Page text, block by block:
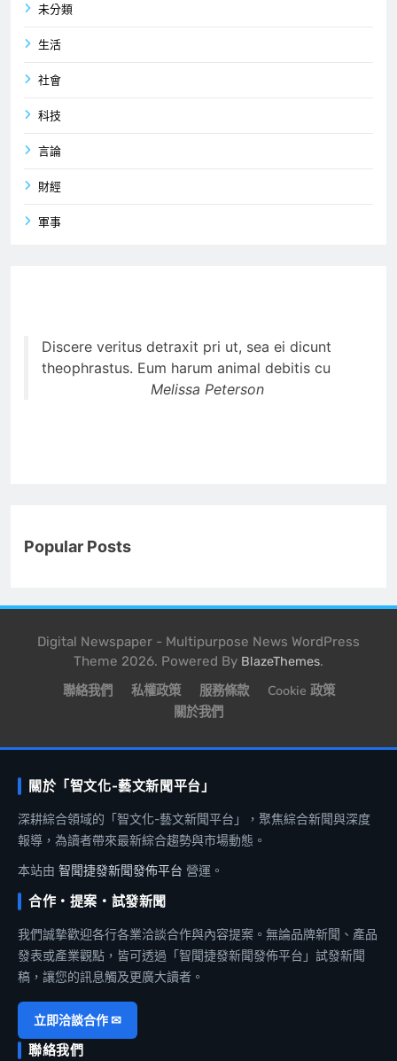
未分類
生活
社會
科技
言論
財經
軍事
Discere veritus detraxit pri ut, sea ei dicunt
theophrastus. Eum harum animal debitis cu
Melissa Peterson
Popular Posts
Digital Newspaper - Multipurpose News WordPress
Theme 2026. Powered By BlazeThemes.
聯絡我們 私權政策 服務條款
Cookie 政策
關於我們
關於「智文化-藝文新聞平台」
深耕綜合領域的「智文化-藝文新聞平台」，聚焦綜合新聞與深度
報導，為讀者帶來最新綜合趨勢與市場動態。
本站由 智聞捷發新聞發佈平台 營運。
合作・提案・試發新聞
我們誠摯歡迎各行各業洽談合作與內容提案。無論品牌新聞、產品
發表或產業觀點，皆可透過「智聞捷發新聞發佈平台」試發新聞
稿，讓您的訊息觸及更廣大讀者。
立即洽談合作 ✉
聯絡我們